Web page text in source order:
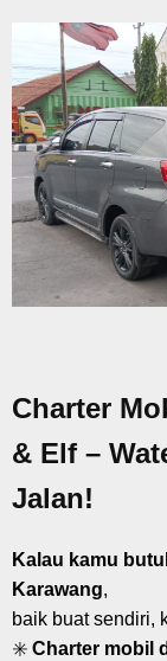
Charter
& Elf –
Jalan!
Kalau kamu
Karawang,
baik buat sendiri,
✳️ Charter mobil